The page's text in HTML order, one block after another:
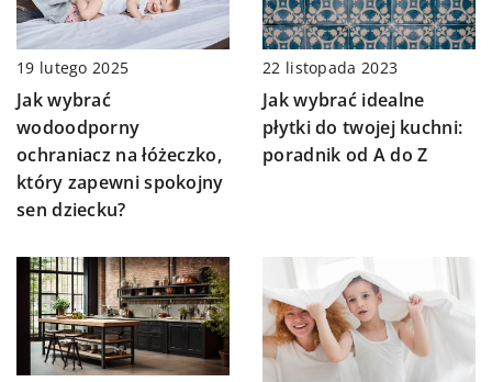
19 lutego 2025
Jak wybrać
wodoodporny
ochraniacz na łóżeczko,
który zapewni spokojny
sen dziecku?
22 listopada 2023
Jak wybrać idealne
płytki do twojej kuchni:
poradnik od A do Z